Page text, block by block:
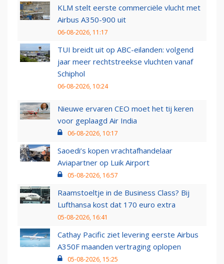
KLM stelt eerste commerciële vlucht met
Airbus A350-900 uit
06-08-2026, 11:17
TUI breidt uit op ABC-eilanden: volgend
jaar meer rechtstreekse vluchten vanaf
Schiphol
06-08-2026, 10:24
Nieuwe ervaren CEO moet het tij keren
voor geplaagd Air India
06-08-2026, 10:17
Saoedi’s kopen vrachtafhandelaar
Aviapartner op Luik Airport
05-08-2026, 16:57
Raamstoeltje in de Business Class? Bij
Lufthansa kost dat 170 euro extra
05-08-2026, 16:41
Cathay Pacific ziet levering eerste Airbus
A350F maanden vertraging oplopen
05-08-2026, 15:25